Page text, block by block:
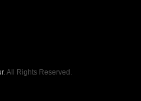
. All Rights Reserved.